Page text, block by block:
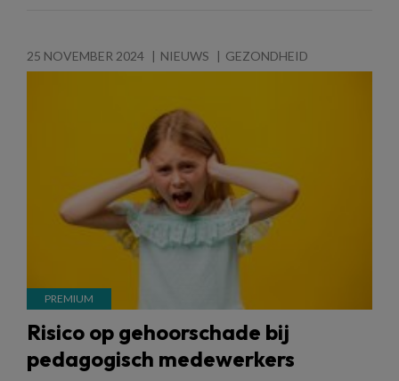
25 NOVEMBER 2024 NIEUWS GEZONDHEID
Risico op gehoorschade bij
pedagogisch medewerkers